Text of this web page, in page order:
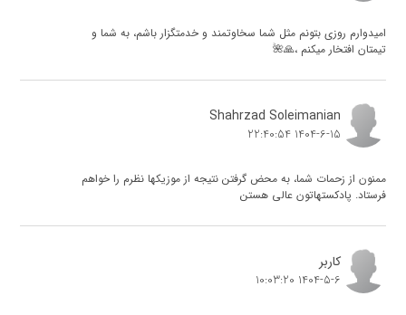
امیدوارم روزی بتونم مثل شما سخاوتمند و خدمتگزار باشم، به شما و
تیمتان افتخار میکنم ،🙏🌺
Shahrzad Soleimanian
1404-6-15 22:40:54
ممنون از زحمات شما، به محض گرفتن نتیجه از موزیکها نظرم را خواهم
فرستاد. پادکستهاتون عالی هستن
کاربر
1404-5-6 10:03:20